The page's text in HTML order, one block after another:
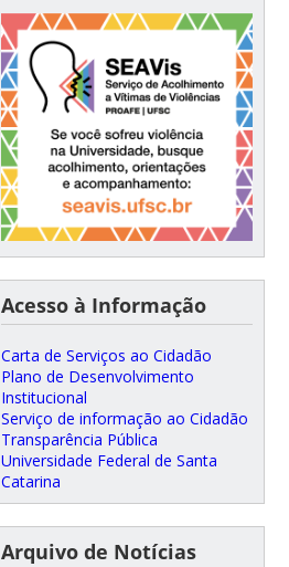
Acesso à Informação
Carta de Serviços ao Cidadão
Plano de Desenvolvimento
Institucional
Serviço de informação ao Cidadão
Transparência Pública
Universidade Federal de Santa
Catarina
Arquivo de Notícias